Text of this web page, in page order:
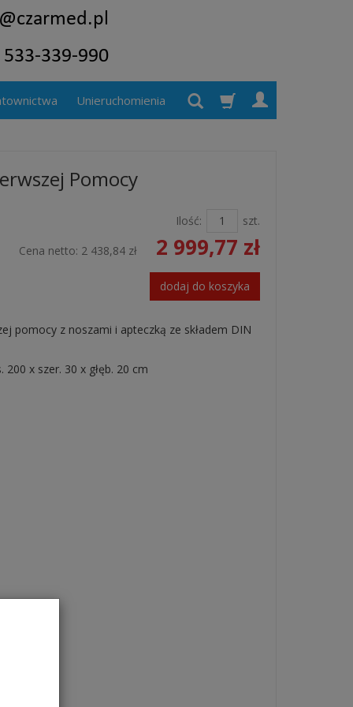
Unieruchomienia
Pomocy
Ilość:
szt.
Cena netto: 2 438,84 zł 2 999,77 zł
dodaj do koszyka
pomocy z noszami i apteczką ze składem DIN
200 x szer. 30 x głęb. 20 cm